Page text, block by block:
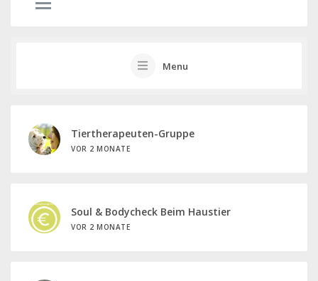
Menu
Tiertherapeuten-Gruppe
VOR 2 MONATE
Soul & Bodycheck Beim Haustier
VOR 2 MONATE